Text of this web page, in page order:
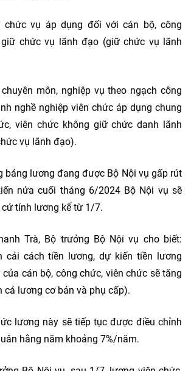
chức vụ áp dụng đối với cán bộ, công
chức vụ lãnh đạo (giữ chức vụ lãnh
môn, nghiệp vụ theo ngạch công
nghề nghiệp viên chức áp dụng chung
viên chức không giữ chức danh lãnh
vụ lãnh đạo).
bảng lương đang được Bộ Nội vụ gấp rút
nửa cuối tháng 6/2024 Bộ Nội vụ sẽ
tính lương kể từ 1/7.
Trà, Bộ trưởng Bộ Nội vụ cho biết:
cải cách tiền lương, dự kiến tiền lương
cán bộ, công chức, viên chức sẽ tăng
cả lương cơ bản và phụ cấp).
lương này sẽ tiếp tục được điều chỉnh
hằng năm khoảng 7%/năm.